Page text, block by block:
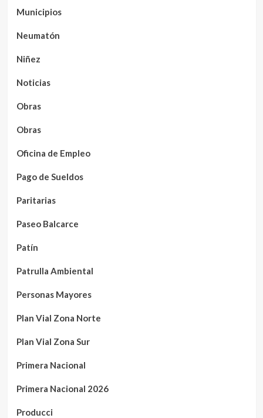
Municipios
Neumatón
Niñez
Noticias
Obras
Obras
Oficina de Empleo
Pago de Sueldos
Paritarias
Paseo Balcarce
Patín
Patrulla Ambiental
Personas Mayores
Plan Vial Zona Norte
Plan Vial Zona Sur
Primera Nacional
Primera Nacional 2026
Producci